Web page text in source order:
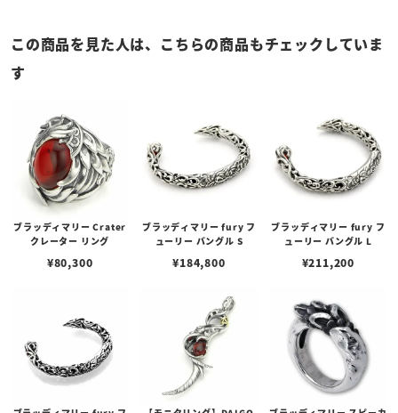
この商品を見た人は、こちらの商品もチェックしていま
す
ブラッディマリー Crater
クレーター リング
¥80,300
ブラッディマリー fury フ
ューリー バングル S
¥184,800
ブラッディマリー fury フ
ューリー バングル L
¥211,200